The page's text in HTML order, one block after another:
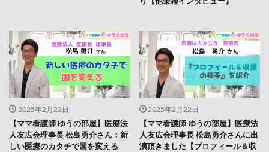
2025年2月22日
【ママ看護師 ゆうの部屋】医療法
人友広会理事長 松島勇介さん：新
しい医療のカタチで国を変える
2025年2月22日
【ママ看護師 ゆうの部屋】医療法
人友広会理事長 松島勇介さんに出
演頂きました【プロフィール＆収